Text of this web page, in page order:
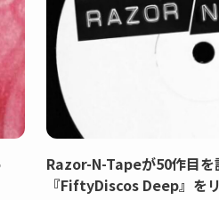
Razor-N-Tapeが50作目を
『FiftyDiscos Deep』を